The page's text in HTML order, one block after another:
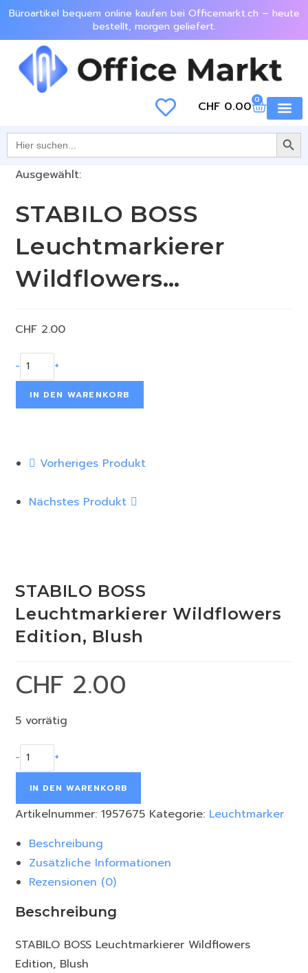
Büroartikel bequem online kaufen bei Officemarkt.ch – heute
bestellt, morgen geliefert.
CHF 0.00 0
Search
for:
SEARCH
Ausgewählt:
STABILO BOSS
Leuchtmarkierer
Wildflowers…
CHF 2.00
- +
IN DEN WARENKORB
Vorheriges Produkt
Nächstes Produkt
STABILO BOSS
Leuchtmarkierer Wildflowers
Edition, Blush
CHF 2.00
5 vorrätig
- +
IN DEN WARENKORB
Artikelnummer:1957675 Kategorie: Leuchtmarker
Beschreibung
Zusätzliche Informationen
Rezensionen (0)
Beschreibung
STABILO BOSS Leuchtmarkierer Wildflowers
Edition, Blush